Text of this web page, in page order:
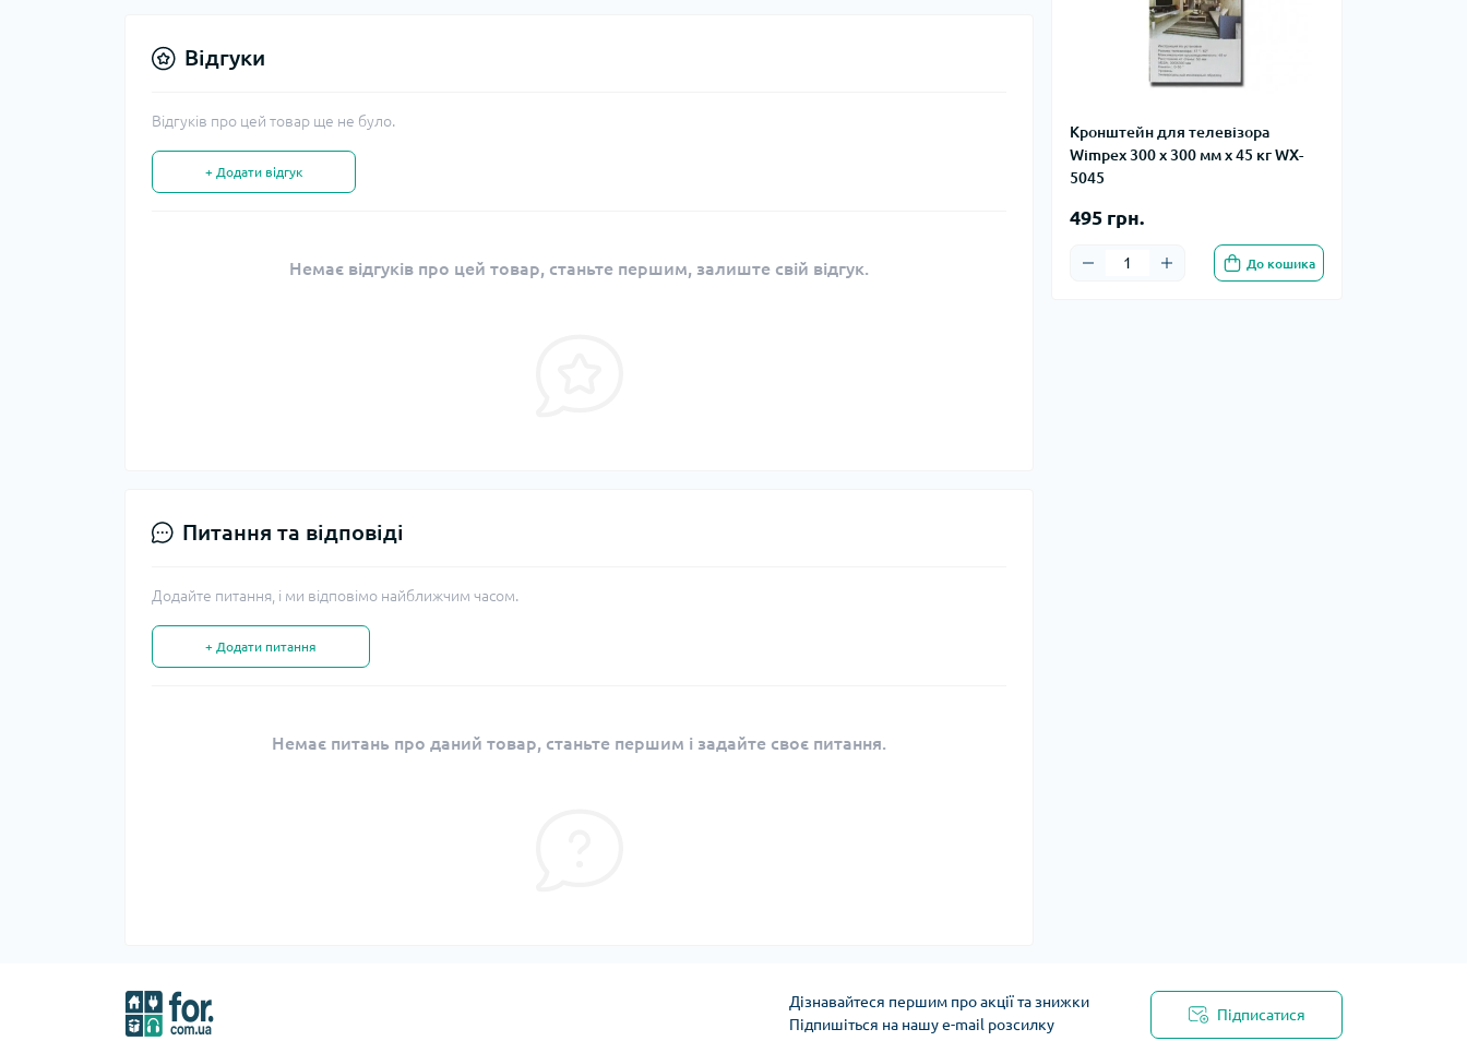
Кронштейн для телевізора
Wimpex 300 x 300 мм x 45 кг WX-
5045
495 грн.
До кошика
Відгуки
Відгуків про цей товар ще не було.
+ Додати відгук
Немає відгуків про цей товар, станьте першим, залиште свій відгук.
Питання та відповіді
Додайте питання, і ми відповімо найближчим часом.
+ Додати питання
Немає питань про даний товар, станьте першим і задайте своє питання.
Дізнавайтеся першим про акції та знижки
Підпишіться на нашу e-mail розсилку
Підписатися